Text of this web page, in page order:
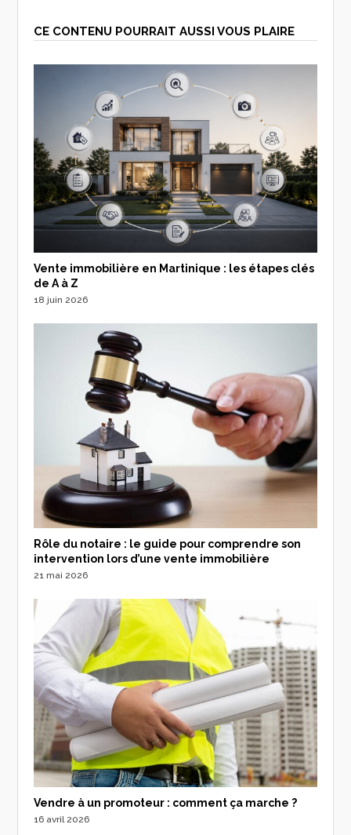
CE CONTENU POURRAIT AUSSI VOUS PLAIRE
Vente immobilière en Martinique : les étapes clés
de A à Z
18 juin 2026
Rôle du notaire : le guide pour comprendre son
intervention lors d’une vente immobilière
21 mai 2026
Vendre à un promoteur : comment ça marche ?
16 avril 2026